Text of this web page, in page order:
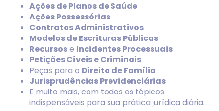
Ações de Planos de Saúde
Ações Possessórias
Contratos Administrativos
Modelos de Escrituras Públicas
Recursose Incidentes Processuais
Petições Cíveis e Criminais
Peças para o Direito de Família
Jurisprudências Previdenciárias
E muito mais, com todos os tópicos
indispensáveis para sua prática jurídica diária.